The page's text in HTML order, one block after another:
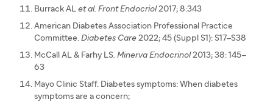
Burrack AL et al. Front Endocriol2017; 8:343
American Diabetes Association Professional Practice
Committee. Diabetes Care 2022; 45 (Suppl S1): S17–S38
McCall AL & Farhy LS. Minerva Endocrinol2013; 38: 145–
63
Mayo Clinic Staff. Diabetes symptoms: When diabetes
symptoms are a concern;